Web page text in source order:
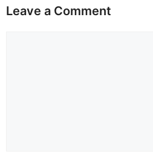
Leave a Comment